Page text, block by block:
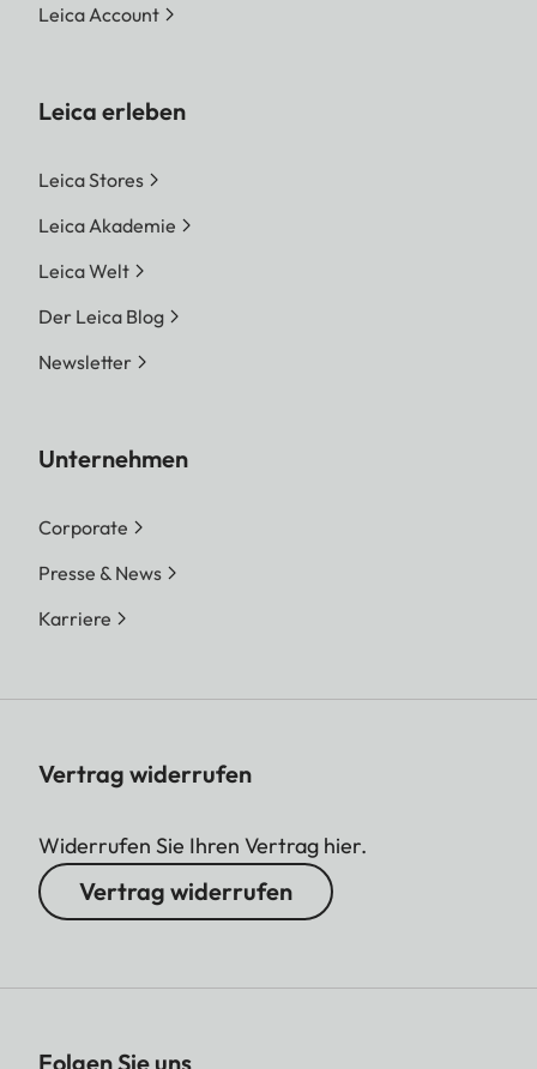
Leica Account
Leica erleben
Leica Stores
Leica Akademie
Leica Welt
Der Leica Blog
Newsletter
Unternehmen
Corporate
Presse & News
Karriere
Vertrag widerrufen
Widerrufen Sie Ihren Vertrag hier.
Vertrag widerrufen
Folgen Sie uns